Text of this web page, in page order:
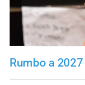
Rumbo a 2027